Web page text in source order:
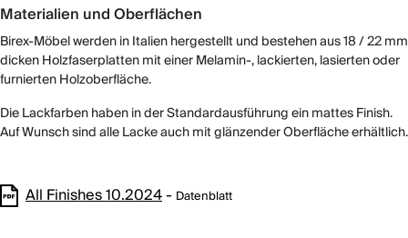
Materialien und Oberflächen
Birex-Möbel werden in Italien hergestellt und bestehen aus 18 / 22 mm
dicken Holzfaserplatten mit einer Melamin-, lackierten, lasierten oder
furnierten Holzoberfläche.
Die Lackfarben haben in der Standardausführung ein mattes Finish.
Auf Wunsch sind alle Lacke auch mit glänzender Oberfläche erhältlich.
All Finishes 10.2024- Datenblatt